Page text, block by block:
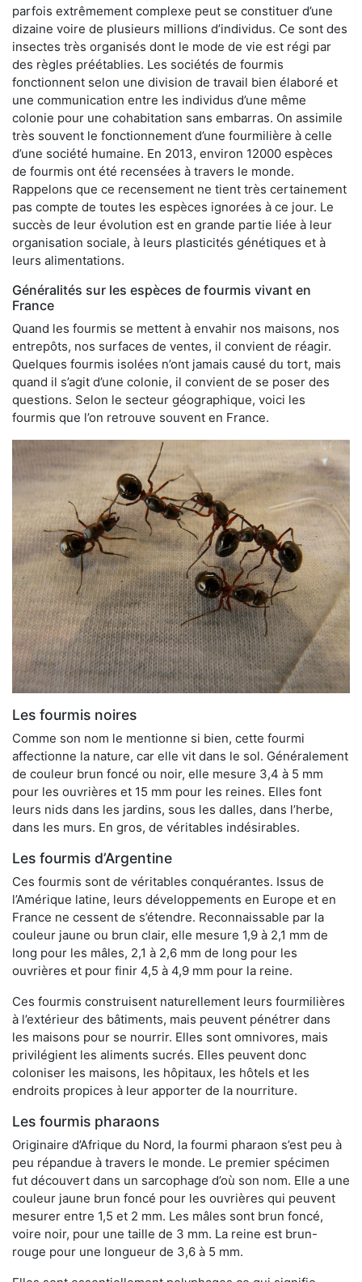
parfois extrêmement complexe peut se constituer d’une
dizaine voire de plusieurs millions d’individus. Ce sont des
insectes très organisés dont le mode de vie est régi par
des règles préétablies. Les sociétés de fourmis
fonctionnent selon une division de travail bien élaboré et
une communication entre les individus d’une même
colonie pour une cohabitation sans embarras. On assimile
très souvent le fonctionnement d’une fourmilière à celle
d’une société humaine. En 2013, environ 12000 espèces
de fourmis ont été recensées à travers le monde.
Rappelons que ce recensement ne tient très certainement
pas compte de toutes les espèces ignorées à ce jour. Le
succès de leur évolution est en grande partie liée à leur
organisation sociale, à leurs plasticités génétiques et à
leurs alimentations.
Généralités sur les espèces de fourmis vivant en
France
Quand les fourmis se mettent à envahir nos maisons, nos
entrepôts, nos surfaces de ventes, il convient de réagir.
Quelques fourmis isolées n’ont jamais causé du tort, mais
quand il s’agit d’une colonie, il convient de se poser des
questions. Selon le secteur géographique, voici les
fourmis que l’on retrouve souvent en France.
Les fourmis noires
Comme son nom le mentionne si bien, cette fourmi
affectionne la nature, car elle vit dans le sol. Généralement
de couleur brun foncé ou noir, elle mesure 3,4 à 5 mm
pour les ouvrières et 15 mm pour les reines. Elles font
leurs nids dans les jardins, sous les dalles, dans l’herbe,
dans les murs. En gros, de véritables indésirables.
Les fourmis d’Argentine
Ces fourmis sont de véritables conquérantes. Issus de
l’Amérique latine, leurs développements en Europe et en
France ne cessent de s’étendre. Reconnaissable par la
couleur jaune ou brun clair, elle mesure 1,9 à 2,1 mm de
long pour les mâles, 2,1 à 2,6 mm de long pour les
ouvrières et pour finir 4,5 à 4,9 mm pour la reine.
Ces fourmis construisent naturellement leurs fourmilières
à l’extérieur des bâtiments, mais peuvent pénétrer dans
les maisons pour se nourrir. Elles sont omnivores, mais
privilégient les aliments sucrés. Elles peuvent donc
coloniser les maisons, les hôpitaux, les hôtels et les
endroits propices à leur apporter de la nourriture.
Les fourmis pharaons
Originaire d’Afrique du Nord, la fourmi pharaon s’est peu à
peu répandue à travers le monde. Le premier spécimen
fut découvert dans un sarcophage d’où son nom. Elle a une
couleur jaune brun foncé pour les ouvrières qui peuvent
mesurer entre 1,5 et 2 mm. Les mâles sont brun foncé,
voire noir, pour une taille de 3 mm. La reine est brun-
rouge pour une longueur de 3,6 à 5 mm.